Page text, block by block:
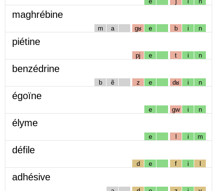
maghrébine
m a gʁ e b i n
piétine
pj e t i n
benzédrine
b ẽ z e dʁ i n
égoïne
e gw i n
élyme
e l i m
défile
d e f i l
adhésive